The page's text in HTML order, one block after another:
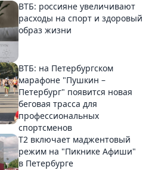
ВТБ: россияне увеличивают
расходы на спорт и здоровый
образ жизни
ВТБ: на Петербургском
марафоне "Пушкин –
Петербург" появится новая
беговая трасса для
профессиональных
спортсменов
Т2 включает маджентовый
режим на "Пикнике Афиши"
в Петербурге